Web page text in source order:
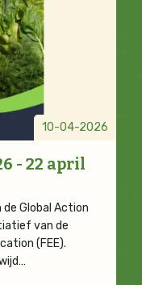
10-04-2026
- 22 april
Global Action
van de
(FEE).